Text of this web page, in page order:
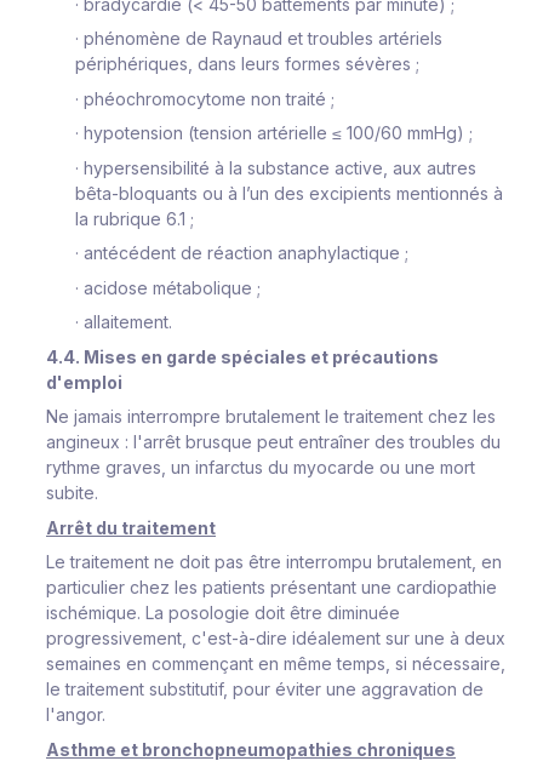
· phénomène de Raynaud et troubles artériels
périphériques, dans leurs formes sévères ;
· phéochromocytome non traité ;
· hypotension (tension artérielle ≤ 100/60 mmHg) ;
· hypersensibilité à la substance active, aux autres
bêta-bloquants ou à l’un des excipients mentionnés à
la rubrique 6.1 ;
· antécédent de réaction anaphylactique ;
· acidose métabolique ;
· allaitement.
4.4. Mises en garde spéciales et précautions
d'emploi
Ne jamais interrompre brutalement le traitement chez les
angineux : l'arrêt brusque peut entraîner des troubles du
rythme graves, un infarctus du myocarde ou une mort
subite.
Arrêt du traitement
Le traitement ne doit pas être interrompu brutalement, en
particulier chez les patients présentant une cardiopathie
ischémique. La posologie doit être diminuée
progressivement, c'est-à-dire idéalement sur une à deux
semaines en commençant en même temps, si nécessaire,
le traitement substitutif, pour éviter une aggravation de
l'angor.
Asthme et bronchopneumopathies chroniques